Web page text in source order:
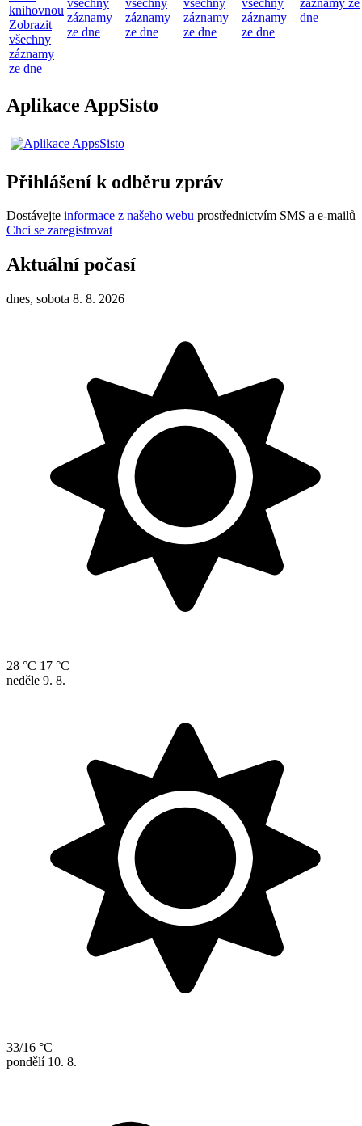
knihovnou
Zobrazit
všechny
záznamy
ze dne
záznamy
ze dne
záznamy
ze dne
záznamy
ze dne
záznamy
ze dne
dne
Aplikace AppSisto
Přihlášení k odběru zpráv
Dostávejte informace z našeho webu prostřednictvím SMS a e-mailů
Chci se zaregistrovat
Aktuální počasí
dnes, sobota 8. 8. 2026
28 °C 17 °C
neděle 9. 8.
33/16 °C
pondělí 10. 8.